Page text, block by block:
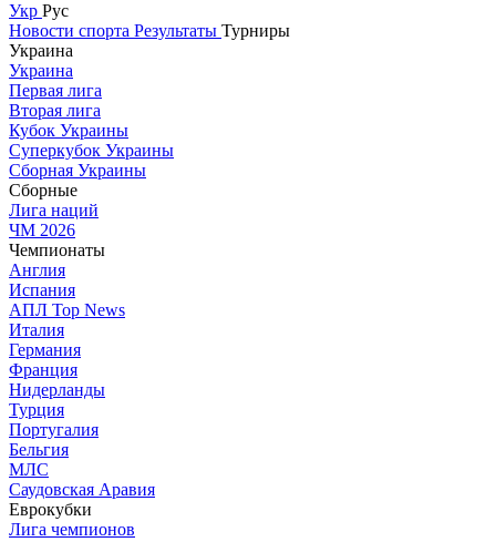
Укр Рус
Новости спорта Результаты Турниры
Украина
Украина
Первая лига
Вторая лига
Кубок Украины
Суперкубок Украины
Сборная Украины
Сборные
Лига наций
ЧМ 2026
Чемпионаты
Англия
Испания
АПЛ Top News
Италия
Германия
Франция
Нидерланды
Турция
Португалия
Бельгия
МЛС
Саудовская Аравия
Еврокубки
Лига чемпионов